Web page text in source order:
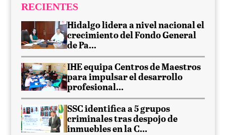
RECIENTES
Hidalgo lidera a nivel nacional el
crecimiento del Fondo General
de Pa...
IHE equipa Centros de Maestros
para impulsar el desarrollo
profesional...
SSC identifica a 5 grupos
criminales tras despojo de
inmuebles en la C...